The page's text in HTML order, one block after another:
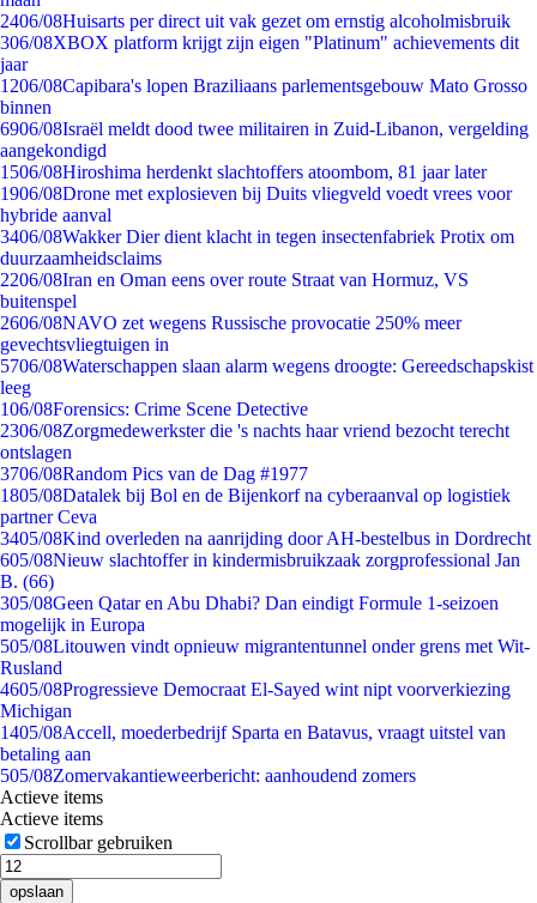
2406/08Huisarts per direct uit vak gezet om ernstig alcoholmisbruik
306/08XBOX platform krijgt zijn eigen "Platinum" achievements dit
jaar
1206/08Capibara's lopen Braziliaans parlementsgebouw Mato Grosso
binnen
6906/08Israël meldt dood twee militairen in Zuid-Libanon, vergelding
aangekondigd
1506/08Hiroshima herdenkt slachtoffers atoombom, 81 jaar later
1906/08Drone met explosieven bij Duits vliegveld voedt vrees voor
hybride aanval
3406/08Wakker Dier dient klacht in tegen insectenfabriek Protix om
duurzaamheidsclaims
2206/08Iran en Oman eens over route Straat van Hormuz, VS
buitenspel
2606/08NAVO zet wegens Russische provocatie 250% meer
gevechtsvliegtuigen in
5706/08Waterschappen slaan alarm wegens droogte: Gereedschapskist
leeg
106/08Forensics: Crime Scene Detective
2306/08Zorgmedewerkster die 's nachts haar vriend bezocht terecht
ontslagen
3706/08Random Pics van de Dag #1977
1805/08Datalek bij Bol en de Bijenkorf na cyberaanval op logistiek
partner Ceva
3405/08Kind overleden na aanrijding door AH-bestelbus in Dordrecht
605/08Nieuw slachtoffer in kindermisbruikzaak zorgprofessional Jan
B. (66)
305/08Geen Qatar en Abu Dhabi? Dan eindigt Formule 1-seizoen
mogelijk in Europa
505/08Litouwen vindt opnieuw migrantentunnel onder grens met Wit-
Rusland
4605/08Progressieve Democraat El-Sayed wint nipt voorverkiezing
Michigan
1405/08Accell, moederbedrijf Sparta en Batavus, vraagt uitstel van
betaling aan
505/08Zomervakantieweerbericht: aanhoudend zomers
Actieve items
Actieve items
Scrollbar gebruiken
opslaan